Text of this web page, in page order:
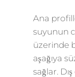
Ana
suyunun
üzerinde
aşağıya
sağlar.